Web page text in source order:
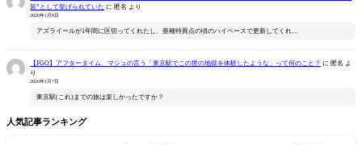
装”として挙げられていた に 匿名 より
2026年1月8日
アズライールが1年間に区切ってくれたし、亜種特異点の頃のハイペースで更新してくれ…
【FGO】アフタータイム、マシュの言う「東京駅でこの世の地獄を体験したような」って何のこと？ に 匿名 よ
り
2026年1月7日
東京駅(これ)までの旅は楽しかったですか？
人気記事ランキング